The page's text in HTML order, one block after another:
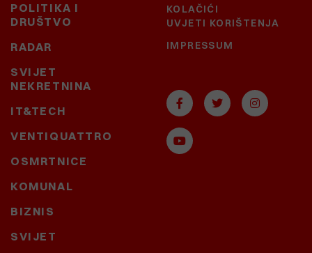
POLITIKA I
DRUŠTVO
RADAR
SVIJET
NEKRETNINA
IT&TECH
VENTIQUATTRO
OSMRTNICE
KOMUNAL
BIZNIS
SVIJET
KOLAČIĆI
UVJETI KORIŠTENJA
IMPRESSUM